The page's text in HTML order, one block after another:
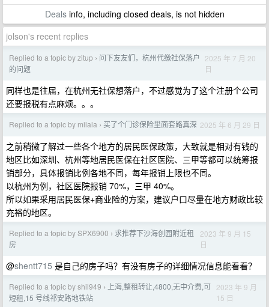
Dealsinfo, including closed deals, is not hidden
jolson's recent replies
Replied to a topic by zitup › 问下友友们，杭州代缴社保落户
的问题
2025 年 7 月 20
日
同样也是往届，在杭州无社保想落户，不过感觉为了这个注册个公司
还要报税有点麻烦。。。
Replied to a topic by milala › 买了个门诊保险里面套路真深 2025 年 6 月 29 日
之前稍微了解过一些各个地方的居民医保政策，大致就是相对有钱的
地区比如深圳、杭州等地居民医保在社区医院、三甲等都可以统筹报
销部分，具体报销比例各地不同，每年报销上限也不同。
以杭州为例，社区医院报销 70%，三甲 40%。
所以如果采用居民医保+商业险的方案，建议户口尽量在地方财政比较
充裕的地区。
Replied to a topic by SPX6900 › 求推荐下沙海创园附近租
房
2023 年 9 月 15
日
@shentt715 是自己的房子吗？有没有房子的详细情况信息能看看？
Replied to a topic by shil949 ›
上海,整租转让,4800,无中介费,可
短租,15 号线祁安路地铁站
2023 年 9 月
15 日